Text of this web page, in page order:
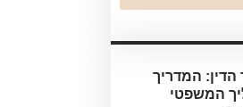
הדין: המדריך
המשפטי